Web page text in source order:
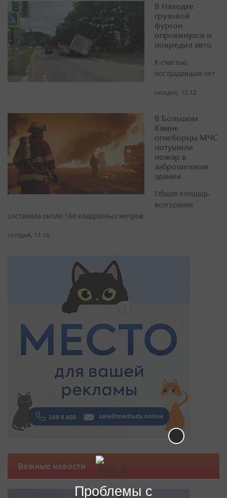
В Находке
грузовой
фургон
опрокинулся и
повредил авто
К счастью,
пострадавших нет
сегодня, 12:12
В Большом
Камне
огнеборцы МЧС
потушили
пожар в
заброшенном
здании
Общая площадь
возгорания
составила около 160 квадратных метров
сегодня, 11:16
Важные новости
Проблемы с